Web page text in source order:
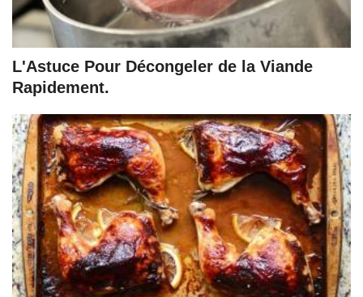
L'Astuce Pour Décongeler de la Viande
Rapidement.